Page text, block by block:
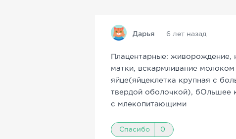
Дарья 6 лет назад
Плацентарные: живорождение,
матки, вскармливание
яйце(яйцеклетка крупная с
твердой оболочкой), бОльшее
с млекопитающими
Спасибо 0